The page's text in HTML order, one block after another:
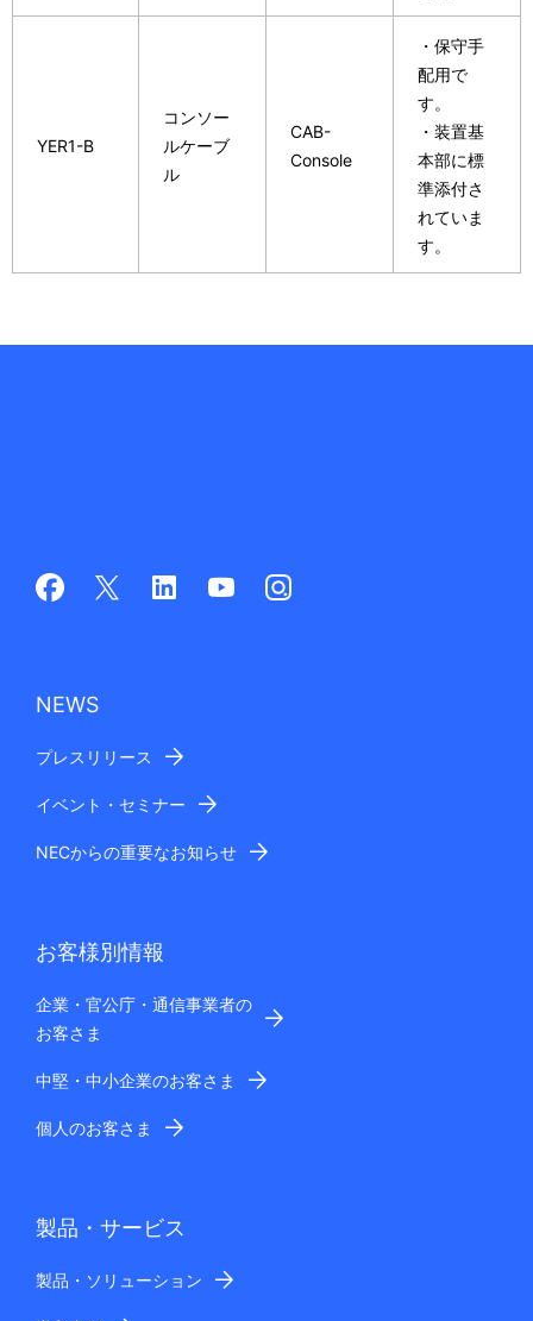
YER1-B
コンソー
ルケーブ
ル
CAB-
Console
・保守手
配用で
す。
・装置基
本部に標
準添付さ
れていま
す。
NEWS
プレスリリース
イベント・セミナー
NECからの重要なお知らせ
お客様別情報
企業・官公庁・通信事業者の
お客さま
中堅・中小企業のお客さま
個人のお客さま
製品・サービス
製品・ソリューション